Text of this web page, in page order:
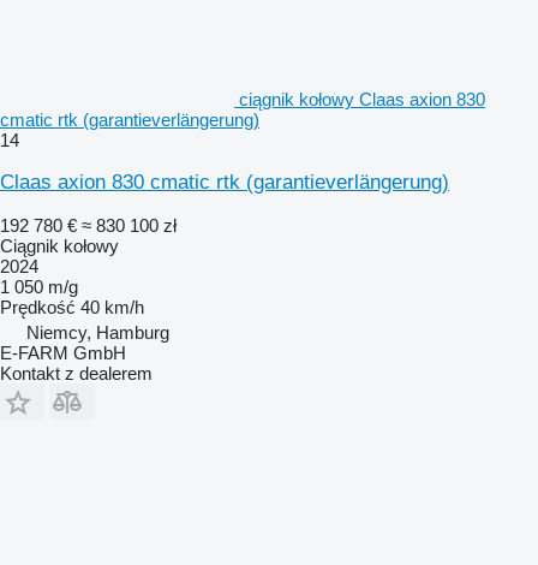
ciągnik kołowy Claas axion 830
cmatic rtk (garantieverlängerung)
14
Claas axion 830 cmatic rtk (garantieverlängerung)
192 780 € ≈ 830 100 zł
Ciągnik kołowy
2024
1 050 m/g
Prędkość 40 km/h
Niemcy, Hamburg
E-FARM GmbH
Kontakt z dealerem